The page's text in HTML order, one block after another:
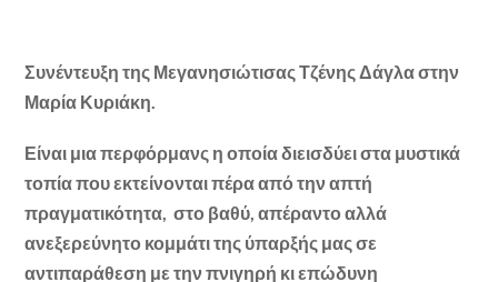
Συνέντευξη της Μεγανησιώτισας Τζένης Δάγλα στην
Μαρία Κυριάκη.
Είναι μια περφόρμανς η οποία διεισδύει στα μυστικά
τοπία που εκτείνονται πέρα από την απτή
πραγματικότητα, στο βαθύ, απέραντο αλλά
ανεξερεύνητο κομμάτι της ύπαρξής μας σε
αντιπαράθεση με την πνιγηρή κι επώδυνη